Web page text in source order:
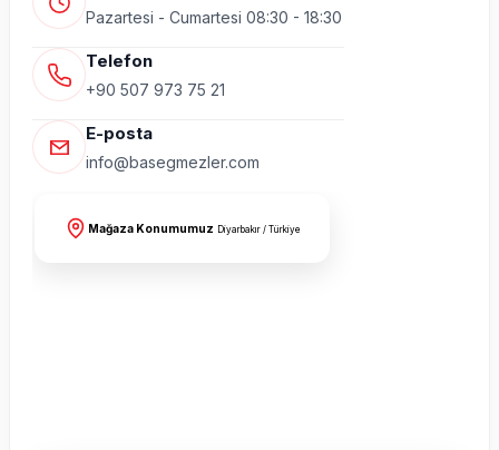
Pazartesi - Cumartesi 08:30 - 18:30
Telefon
+90 507 973 75 21
E-posta
info@basegmezler.com
Mağaza Konumumuz Diyarbakır / Türkiye